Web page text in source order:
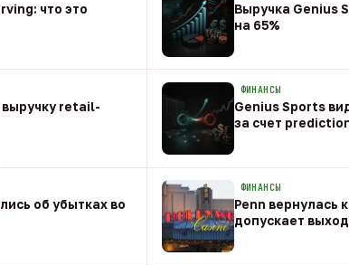
что это
Выручка Genius
на 65%
08 авг
выручку retail-
ФИНАНСЫ
Genius Sports
за счет
08 авг
об убытках во
ФИНАНСЫ
Penn вернулась
допускает
08 авг